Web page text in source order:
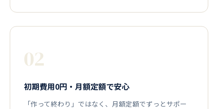
02
初期費用0円・月額定額で安心
「作って終わり」ではなく、月額定額でずっとサポー